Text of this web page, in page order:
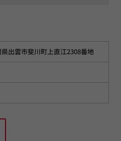
出雲市斐川町上直江2308番地